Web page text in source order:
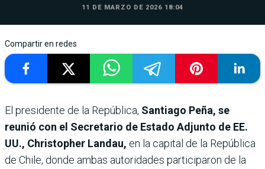
11 DE MARZO DE 2026 18:04
Compartir en redes
El presidente de la República, Santiago Peña, se
reunió con el Secretario de Estado Adjunto de EE.
UU., Christopher Landau, en la capital de la República
de Chile, donde ambas autoridades participaron de la